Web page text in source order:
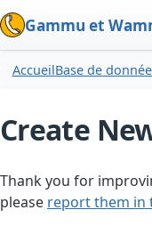
Gammu et
AccueilBase de
Create
Thank you for
please report them in